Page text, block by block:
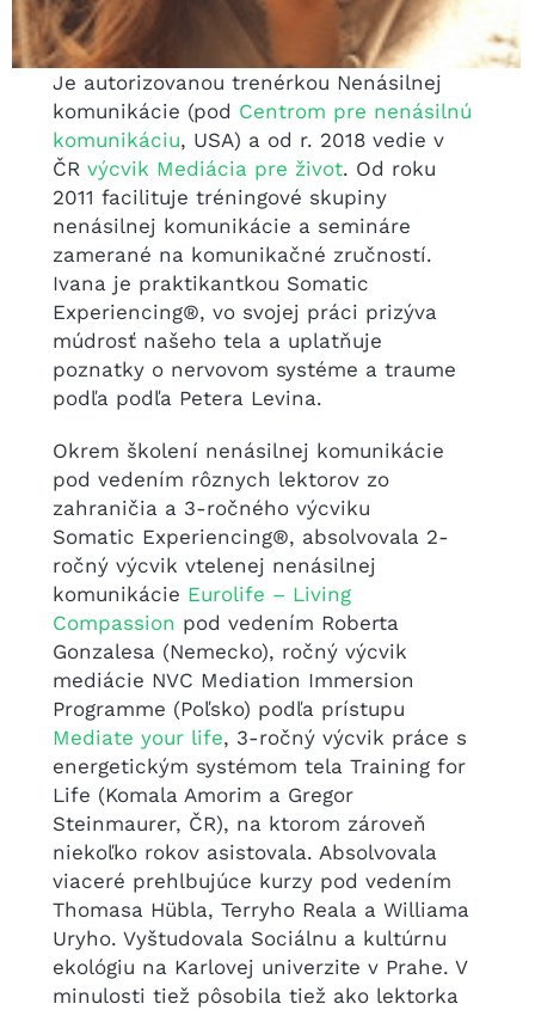
Je autorizovanou trenérkou Nenásilnej
komunikácie (pod Centrom pre nenásilnú
komunikáciu, USA) a od r. 2018 vedie v
ČRvýcvik Mediácia pre život. Od roku
2011 facilituje tréningové skupiny
nenásilnej komunikácie a semináre
zamerané na komunikačné zručností.
Ivana je praktikantkou Somatic
Experiencing®, vo svojej práci prizýva
múdrosť našeho tela a uplatňuje
poznatky o nervovom systéme a traume
podľa podľa Petera Levina.
Okrem školení nenásilnej komunikácie
pod vedením rôznych lektorov zo
zahraničia a 3-ročného výcviku
Somatic Experiencing®, absolvovala 2-
ročný výcvik vtelenej nenásilnej
komunikácie Eurolife – Living
Compassion pod vedením Roberta
Gonzalesa (Nemecko), ročný výcvik
mediácie NVC Mediation Immersion
Programme (Poľsko) podľa prístupu
Mediate your life, 3-ročný výcvik práce s
energetickým systémom tela Training for
Life (Komala Amorim a Gregor
Steinmaurer, ČR), na ktorom zároveň
niekoľko rokov asistovala. Absolvovala
viaceré prehlbujúce kurzy pod vedením
Thomasa Hübla, Terryho Reala a Williama
Uryho. Vyštudovala Sociálnu a kultúrnu
ekológiu na Karlovej univerzite v Prahe. V
minulosti tiež pôsobila tiež ako lektorka